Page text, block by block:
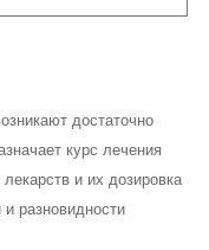
достаточно
курс лечения
и их дозировка
и разновидности